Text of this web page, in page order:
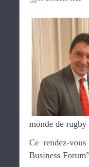
monde de rugby
Ce rendez-
Business